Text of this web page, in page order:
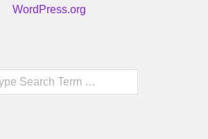
WordPress.org